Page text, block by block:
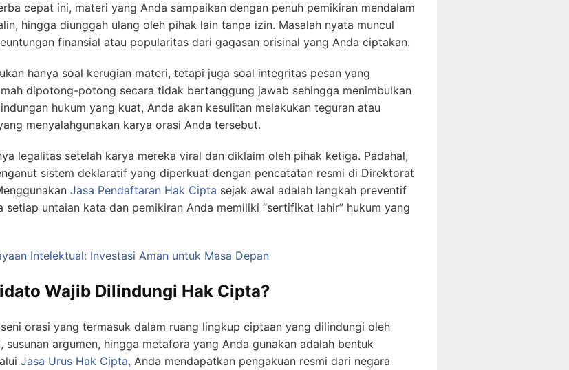
cepat ini, materi yang Anda sampaikan dengan penuh pemikiran mendalam
hingga diunggah ulang oleh pihak lain tanpa izin. Masalah nyata muncul
finansial atau popularitas dari gagasan orisinal yang Anda ciptakan.
hanya soal kerugian materi, tetapi juga soal integritas pesan yang
dipotong-potong secara tidak bertanggung jawab sehingga menimbulkan
hukum yang kuat, Anda akan kesulitan melakukan teguran atau
menyalahgunakan karya orasi Anda tersebut.
legalitas setelah karya mereka viral dan diklaim oleh pihak ketiga. Padahal,
sistem deklaratif yang diperkuat dengan pencatatan resmi di Direktorat
Jasa Pendaftaran Hak Cipta sejak awal adalah langkah preventif
untaian kata dan pemikiran Anda memiliki “sertifikat lahir” hukum yang
Intelektual: Investasi Aman untuk Masa Depan
Wajib Dilindungi Hak Cipta?
orasi yang termasuk dalam ruang lingkup ciptaan yang dilindungi oleh
susunan argumen, hingga metafora yang Anda gunakan adalah bentuk
Jasa Urus Hak Cipta, Anda mendapatkan pengakuan resmi dari negara